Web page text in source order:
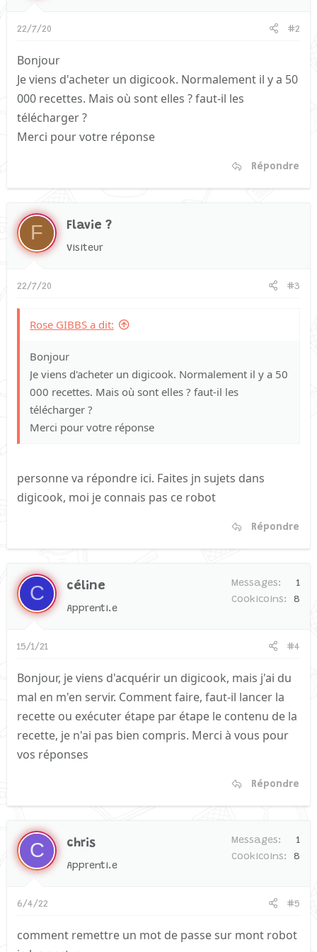
22/7/20 #2
Bonjour
Je viens d'acheter un digicook. Normalement il y a 50
000 recettes. Mais où sont elles ? faut-il les
télécharger ?
Merci pour votre réponse
Répondre
F Flavie ?
Visiteur
22/7/20 #3
Rose GIBBS a dit:
Bonjour
Je viens d'acheter un digicook. Normalement il y a 50
000 recettes. Mais où sont elles ? faut-il les
télécharger ?
Merci pour votre réponse
personne va répondre ici. Faites jn sujets dans
digicook, moi je connais pas ce robot
Répondre
C céline
Apprenti.e
Messages
1
Cookicoins
8
15/1/21 #4
Bonjour, je viens d'acquérir un digicook, mais j'ai du
mal en m'en servir. Comment faire, faut-il lancer la
recette ou exécuter étape par étape le contenu de la
recette, je n'ai pas bien compris. Merci à vous pour
vos réponses
Répondre
C chris
Apprenti.e
Messages
1
Cookicoins
8
6/4/22 #5
comment remettre un mot de passe sur mont robot